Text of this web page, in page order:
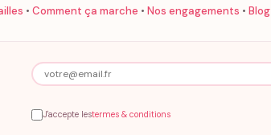
• Comment ça marche • Nos engagements • Blog
J'accepte lestermes & conditions